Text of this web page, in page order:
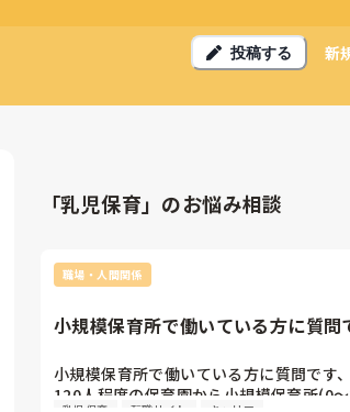
投稿する 新
「乳児保育」のお悩み相談
職場・人間関係
小規模保育所で働いている方に質問
小規模保育所で働いている方に質問です
120人程度の保育園から小規模保育所(0